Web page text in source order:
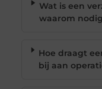
Wat is een
waarom
Hoe draagt
bij aan